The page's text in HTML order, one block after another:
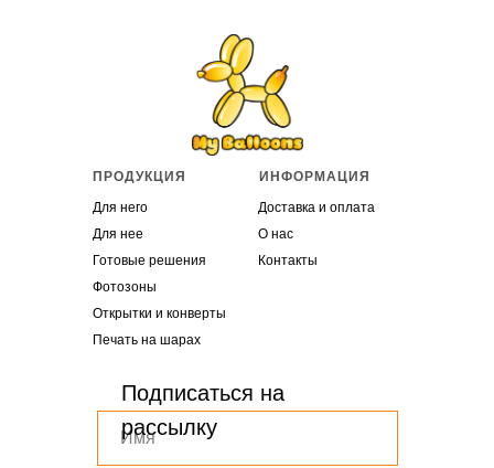
ПРОДУКЦИЯ
Для него
Для нее
Готовые решения
Фотозоны
Открытки и конверты
Печать на шарах
ИНФОРМАЦИЯ
Доставка и оплата
О нас
Контакты
Подписаться на
рассылку